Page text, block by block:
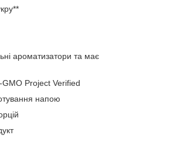
ароматизатори та має
GMO Project Verified
напою